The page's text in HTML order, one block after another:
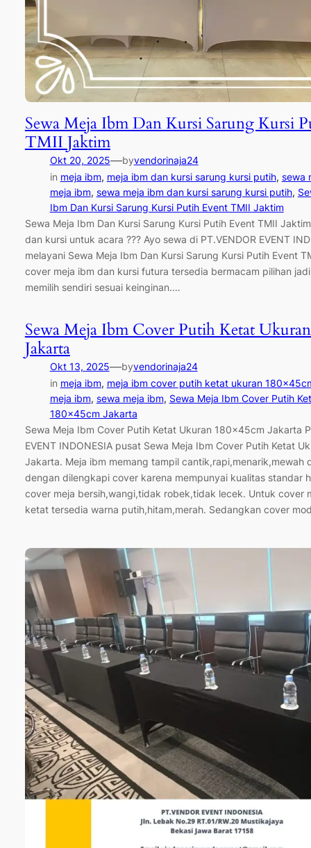
Sewa Meja Ibm Dan Kursi Sarung Kursi
TMII Jaktim
Okt 20, 2025—byvendorinaja24
in meja ibm, meja ibm dan kursi sarung kursi putih, sewa
meja ibm, sewa meja ibm dan kursi sarung kursi putih,
Ibm Dan Kursi Sarung Kursi Putih Event TMII Jaktim
Sewa Meja Ibm Dan Kursi Sarung Kursi Putih Event TMII
dan kursi untuk acara ??? Ayo sewa di PT.VENDOR EVENT
melayani Sewa Meja Ibm Dan Kursi Sarung Kursi Putih Event
cover meja ibm dan kursi futura tersedia bermacam pilihan
memilih sendiri sesuai keinginan.…
Sewa Meja Ibm Cover Putih Ketat
Jakarta
Okt 13, 2025—byvendorinaja24
in meja ibm, meja ibm cover putih ketat ukuran
meja ibm, sewa meja ibm, Sewa Meja Ibm Cover Putih
180x45cm Jakarta
Sewa Meja Ibm Cover Putih Ketat Ukuran 180x45cm Jakarta
EVENT INDONESIA pusat Sewa Meja Ibm Cover Putih Ketat
Jakarta. Meja ibm memang tampil cantik,rapi,menarik,mewah
dengan dilengkapi cover karena mempunyai kualitas standar
cover meja bersih,wangi,tidak robek,tidak lecek. Untuk cover
ketat tersedia warna putih,hitam,merah. Sedangkan cover